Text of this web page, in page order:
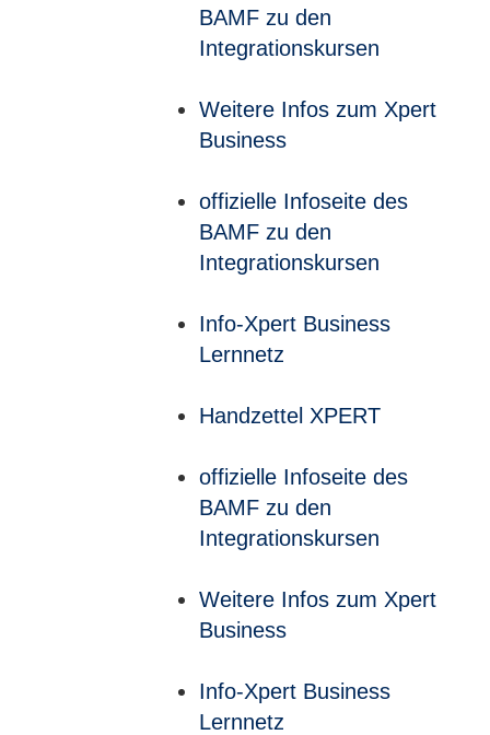
BAMF zu den
Integrationskursen
Weitere Infos zum Xpert
Business
offizielle Infoseite des
BAMF zu den
Integrationskursen
Info-Xpert Business
Lernnetz
Handzettel XPERT
offizielle Infoseite des
BAMF zu den
Integrationskursen
Weitere Infos zum Xpert
Business
Info-Xpert Business
Lernnetz